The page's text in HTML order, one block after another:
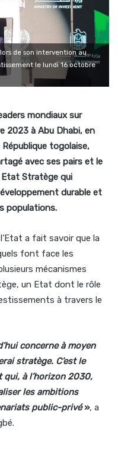
de son intervention au
le lundi 16 octobre
mondiaux sur
2023 à Abu Dhabi, en
togolaise,
avec ses pairs et le
Etat Stratège qui
durable et
populations.
a fait savoir que la
font face les
mécanismes
un Etat dont le rôle
à travers le
concerne à moyen
stratège. C’est le
qui, à l’horizon 2030,
les ambitions
public-privé», a